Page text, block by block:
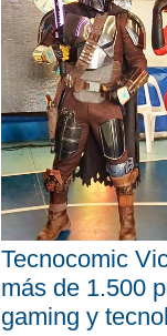
Tecnocomic
más de 1.500
gaming y